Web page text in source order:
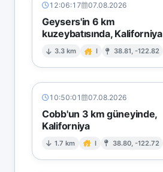
12:06:17 07.08.2026
Geysers'in 6 km
kuzeybatısında, Kaliforniya
3.3 km I 38.81, -122.82
10:50:01 07.08.2026
Cobb'un 3 km güneyinde,
Kaliforniya
1.7 km I 38.80, -122.72